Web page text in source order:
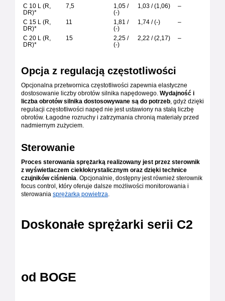
C 10 L (R,
DR)*
7,5
1,05 /
(-)
1,03 / (1,06) –
C 15 L (R,
DR)*
11
1,81 /
(-)
1,74 / (-) –
C 20 L (R,
DR)*
15
2,25 /
(-)
2,22 / (2,17) –
Opcja z regulacją częstotliwości
Opcjonalna przetwornica częstotliwości zapewnia elastyczne
dostosowanie liczby obrotów silnika napędowego. Wydajność i
liczba obrotów silnika dostosowywane są do potrzeb , gdyż dzięki
regulacji częstotliwości napęd nie jest ustawiony na stałą liczbę
obrotów. Łagodne rozruchy i zatrzymania chronią materiały przed
nadmiernym zużyciem.
Sterowanie
Proces sterowania sprężarką realizowany jest przez sterownik
z wyświetlaczem ciekłokrystalicznym oraz dzięki technice
czujników ciśnienia . Opcjonalnie, dostępny jest również sterownik
focus control, który oferuje dalsze możliwości monitorowania i
sterowania sprężarką powietrza
Doskonałe sprężarki serii C2
od BOGE